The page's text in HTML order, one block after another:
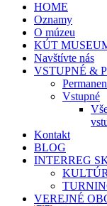
HOME
Oznamy
O múzeu
KÚT
Navštívte nás
VSTUPNÉ &
Vstupné
Kontakt
BLOG
INTERREG
VEREJNÉ